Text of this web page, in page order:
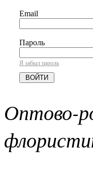
Email
Пароль
Я забыл пароль
Оптово-